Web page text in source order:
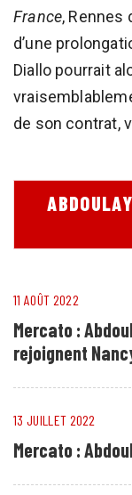
France, Rennes
d’une
Diallo pourrait
de son contrat,
11 AOÛT 2022
Mercato :
rejoignent
13 JUILLET 2022
Mercato :